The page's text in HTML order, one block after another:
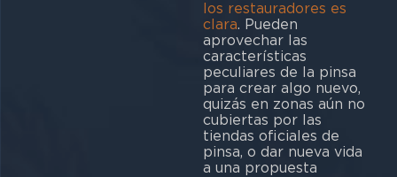
los restauradores es
clara. Pueden
aprovechar las
características
peculiares de la pinsa
para crear algo nuevo,
quizás en zonas aún no
cubiertas por las
tiendas oficiales de
pinsa, o dar nueva vida
a una propuesta